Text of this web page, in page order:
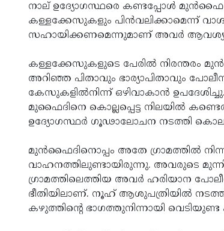
നാല് ഉദ്യോഗസ്ഥരെ കണ്ടപ്പോള്‍
കള്ളക്കേസുകളും പിന്‍വലിക്കാമെന്ന്
സഹായിക്കണമെന്നുമാണ് അവര്‍
കള്ളക്കേസുകളുടെ പേരില്‍ നിരന്തരം
അറിഞ്ഞ പിതാവും ഭാര്യാപിതാവും
കേസുകളില്‍നിന്ന് ഒഴിവാകാന്‍
മുഫൈദിനെ കൊല്ലപ്പെട്ട നിലയില്‍
ഉദ്യോഗസ്ഥര്‍ ഗൂഢാലോചന നടത്തി
മുന്‍ഫൈദിനൊപ്പം അതേ ഗ്രാമത്തില്‍
വാഹനത്തിലുണ്ടായിരുന്നു. അവരുടെ
ഗ്രാമത്തിലെത്തിയ അവര്‍ ഹരിയാന
ഭീതിയിലാണ്. നൂഹ് ആശുപത്രിയില്‍
കഴുത്തിന്റെ ഭാഗത്തുനിന്നായി വെടിയുണ്ട